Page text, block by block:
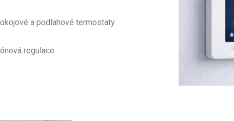
a podlahové termostaty
regulace